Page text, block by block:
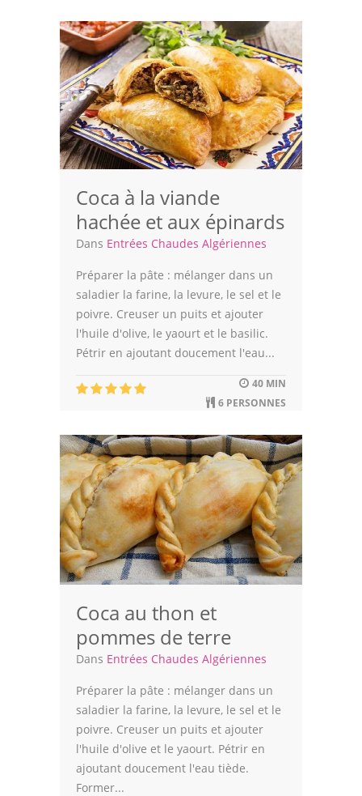
Coca à la viande
hachée et aux épinards
Dans Entrées Chaudes Algériennes
Préparer la pâte : mélanger dans un
saladier la farine, la levure, le sel et le
poivre. Creuser un puits et ajouter
l'huile d'olive, le yaourt et le basilic.
Pétrir en ajoutant doucement l'eau...
40 MIN
6 PERSONNES
Coca au thon et
pommes de terre
Dans Entrées Chaudes Algériennes
Préparer la pâte : mélanger dans un
saladier la farine, la levure, le sel et le
poivre. Creuser un puits et ajouter
l'huile d'olive et le yaourt. Pétrir en
ajoutant doucement l'eau tiède.
Former...